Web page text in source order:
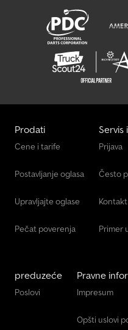
Prodati
Cene i tarife
Postavljanje oglasa
Upravljajte oglase
Pečat poverenja
Servis
Prijava
Često
Kontakt
Primer
preduzeće
Poslovi
Pravne
Impresum
Opšti uslovi